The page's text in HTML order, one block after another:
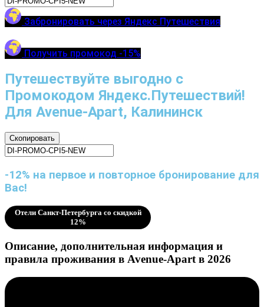
Забронировать через Яндекс Путешествия
Получить промокод -15%
Путешествуйте выгодно с
Промокодом Яндекс.Путешествий!
Для Avenue-Apart, Калининск
Скопировать
-12% на первое и повторное бронирование для
Вас!
Отели Санкт-Петербурга со скидкой
12%
Описание, дополнительная информация и
правила проживания в Avenue-Apart в 2026